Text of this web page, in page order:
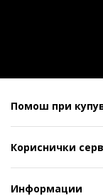
Помош при
Кориснички
Информации